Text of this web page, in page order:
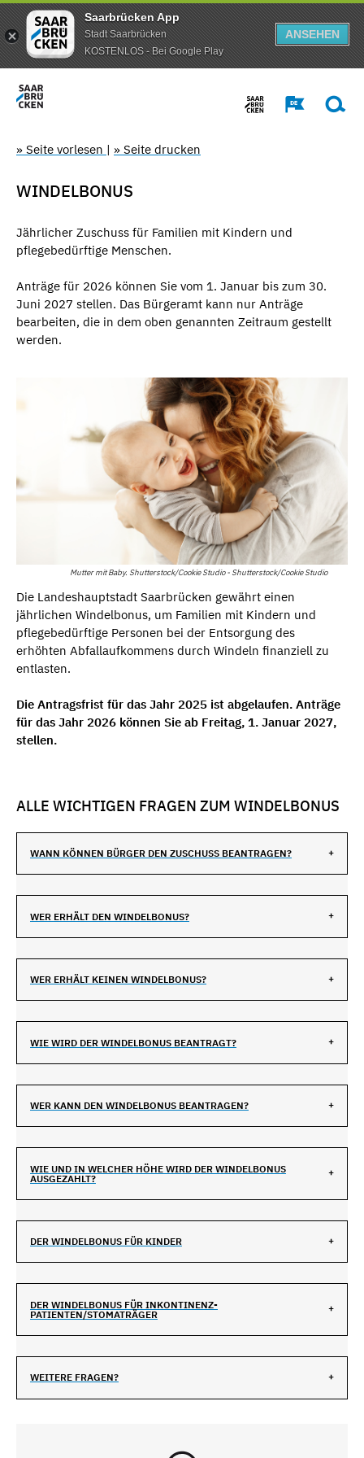
Saarbrücken App
Stadt Saarbrücken
KOSTENLOS - Bei Google Play
ANSEHEN
» Seite vorlesen | » Seite drucken
WINDELBONUS
Jährlicher Zuschuss für Familien mit Kindern und
pflegebedürftige Menschen.
Anträge für 2026 können Sie vom 1. Januar bis zum 30.
Juni 2027 stellen. Das Bürgeramt kann nur Anträge
bearbeiten, die in dem oben genannten Zeitraum gestellt
werden.
Mutter mit Baby. Shutterstock/Cookie Studio - Shutterstock/Cookie Studio
Die Landeshauptstadt Saarbrücken gewährt einen
jährlichen Windelbonus, um Familien mit Kindern und
pflegebedürftige Personen bei der Entsorgung des
erhöhten Abfallaufkommens durch Windeln finanziell zu
entlasten.
Die Antragsfrist für das Jahr 2025 ist abgelaufen. Anträge
für das Jahr 2026 können Sie ab Freitag, 1. Januar 2027,
stellen.
ALLE WICHTIGEN FRAGEN ZUM WINDELBONUS
WANN KÖNNEN BÜRGER DEN ZUSCHUSS BEANTRAGEN?
WER ERHÄLT DEN WINDELBONUS?
WER ERHÄLT KEINEN WINDELBONUS?
WIE WIRD DER WINDELBONUS BEANTRAGT?
WER KANN DEN WINDELBONUS BEANTRAGEN?
WIE UND IN WELCHER HÖHE WIRD DER WINDELBONUS
AUSGEZAHLT?
DER WINDELBONUS FÜR KINDER
DER WINDELBONUS FÜR INKONTINENZ-
PATIENTEN/STOMATRÄGER
WEITERE FRAGEN?